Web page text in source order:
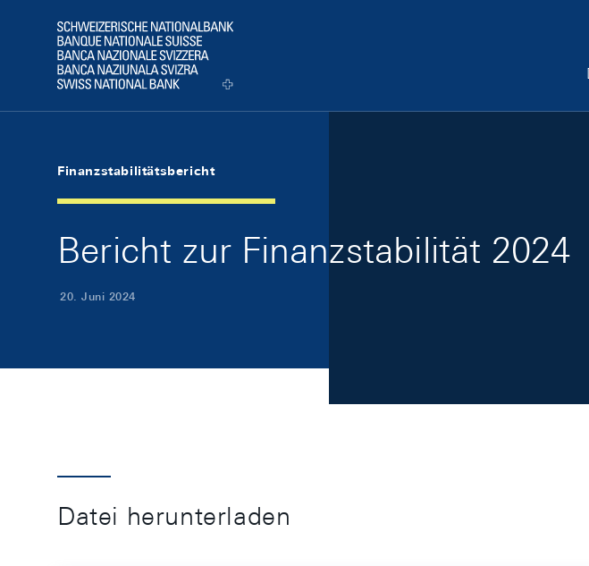
Logo
Finanzstabilitätsbericht
Bericht zur Finanzstabilität 2024
20. Juni 2024
Datei herunterladen